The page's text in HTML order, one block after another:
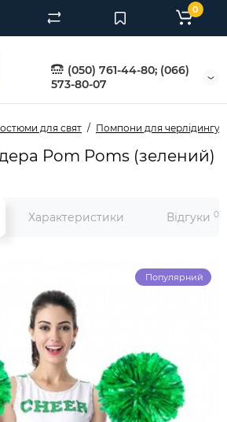
(050) 761-44-80; (066)
573-80-07
0
для свят Помпони для черлідингу
Pom Poms (зелений)
Характеристики Відгуки 0
Популярний